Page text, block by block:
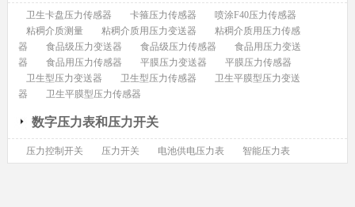
卫生卡盘压力传感器 卡箍压力传感器
喷涂F40压力传感器
粘稠介质测量
粘稠介质用压力变送器
粘稠介质用压力传感
器
食品级压力变送器 食品级压力传感器
食品用压力变送
器
食品用压力传感器 平膜压力变送器
平膜压力传感器
卫生型压力变送器
卫生型压力传感器
卫生平膜型压力变送
器
卫生平膜型压力传感器
数字压力表和压力开关
压力控制开关 压力开关 电池供电压力表 智能压力表